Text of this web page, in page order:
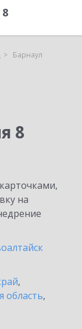
Барнаул
8
на
,
область,